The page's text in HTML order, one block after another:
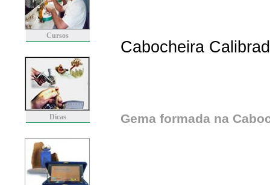
Cursos
Dicas
Cabocheira
Gema formada na